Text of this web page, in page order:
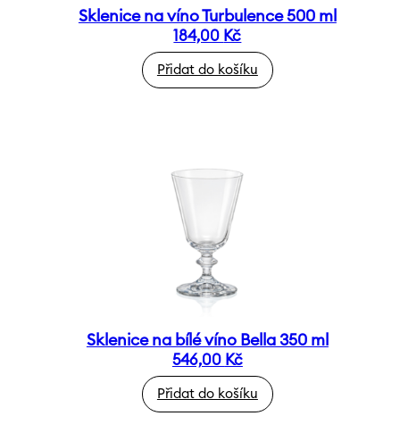
Sklenice na víno Turbulence 500 ml
184,00 Kč
Přidat do košíku
Sklenice na bílé víno Bella 350 ml
546,00 Kč
Přidat do košíku